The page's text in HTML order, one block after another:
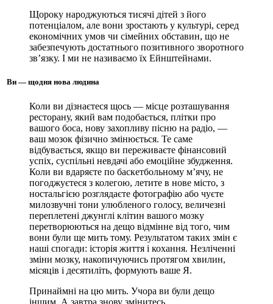
Щороку народжуються тисячі дітей з його
потенціалом, але вони зростають у культурі, серед
економічних умов чи сімейних обставин, що не
забезпечують достатнього позитивного зворотного
зв’язку. І ми не називаємо їх Ейнштейнами.
Ви — щодня нова людина
Коли ви дізнаєтеся щось — місце розташування
ресторану, який вам подобається, плітки про
вашого боса, нову захопливу пісню на радіо, —
ваш мозок фізично змінюється. Те саме
відбувається, якщо ви переживаєте фінансовий
успіх, суспільні невдачі або емоційне збудження.
Коли ви вдаряєте по баскетбольному м’ячу, не
погоджуєтеся з колегою, летите в нове місто, з
ностальгією розглядаєте фотографію або чуєте
милозвучні тони улюбленого голосу, величезні
переплетені джунглі клітин вашого мозку
перетворюються на дещо відмінне від того, чим
вони були ще мить тому. Результатом таких змін є
наші спогади: історія життя і кохання. Незліченні
зміни мозку, накопичуючись протягом хвилин,
місяців і десятиліть, формують ваше Я.
Принаймні на цю мить. Учора ви були дещо
іншим. А завтра знову змінитесь.